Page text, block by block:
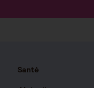
Santé